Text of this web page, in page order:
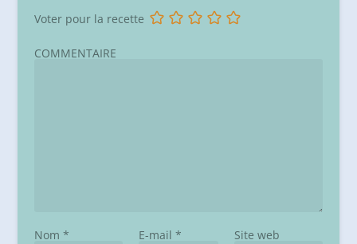
Voter pour la recette
COMMENTAIRE
Nom * E-mail * Site web